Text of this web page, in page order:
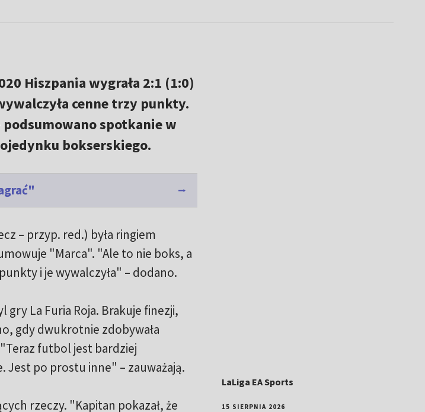
Hiszpania wygrała 2:1 (1:0)
cenne trzy punkty.
spotkanie w
bokserskiego.
– przyp. red.) była ringiem
"Marca". "Ale to nie boks, a
i je wywalczyła" – dodano.
gry La Furia Roja. Brakuje finezji,
gdy dwukrotnie zdobywała
futbol jest bardziej
Jest po prostu inne" – zauważają.
rzeczy. "Kapitan pokazał, że
LaLiga EA Sports
15 SIERPNIA 2026